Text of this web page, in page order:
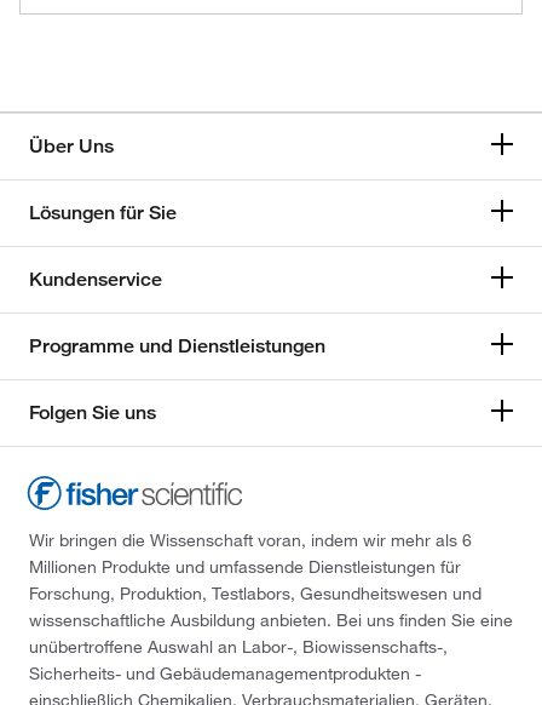
Über Uns
Lösungen für Sie
Kundenservice
Programme und Dienstleistungen
Folgen Sie uns
Wir bringen die Wissenschaft voran, indem wir mehr als 6
Millionen Produkte und umfassende Dienstleistungen für
Forschung, Produktion, Testlabors, Gesundheitswesen und
wissenschaftliche Ausbildung anbieten. Bei uns finden Sie eine
unübertroffene Auswahl an Labor-, Biowissenschafts-,
Sicherheits- und Gebäudemanagementprodukten -
einschließlich Chemikalien, Verbrauchsmaterialien, Geräten,